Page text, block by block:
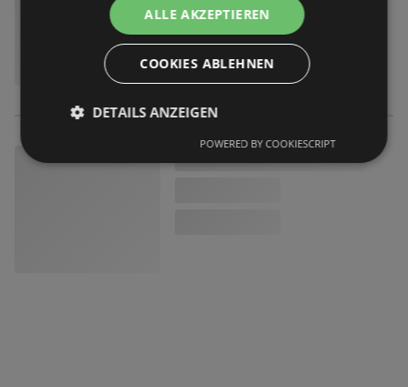
ALLE AKZEPTIEREN
COOKIES ABLEHNEN
DETAILS ANZEIGEN
POWERED BY COOKIESCRIPT